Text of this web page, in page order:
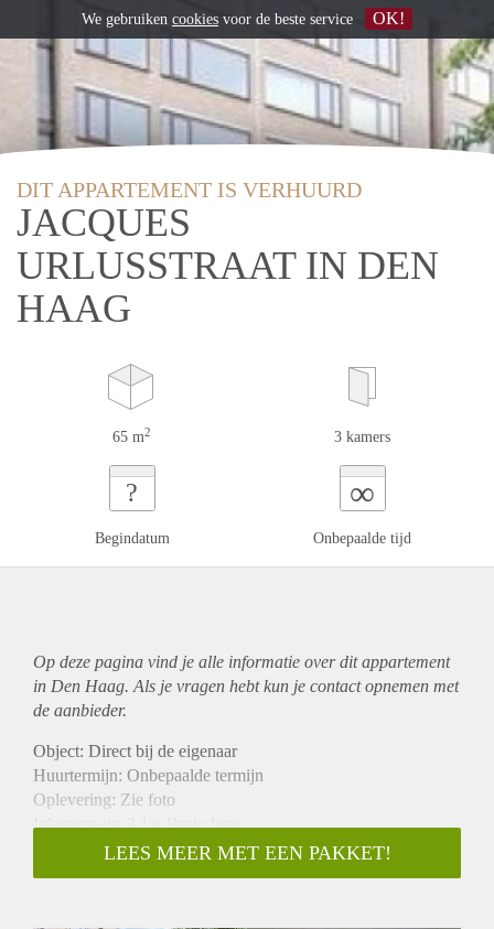
DIT APPARTEMENT IS VERHUURD
JACQUES
URLUSSTRAAT IN DEN
HAAG
65 m2 3 kamers
?
Begindatum
∞
Onbepaalde tijd
Op deze pagina vind je alle informatie over ditappartement
in Den Haag. Als je vragen hebt kun je contact opnemen met
de aanbieder.
Object: Direct bij de eigenaar
Huurtermijn: Onbepaalde termijn
Oplevering: Zie foto
Inkomen eis: 3,1 x Bruto huur
Garantiestelling mogelijk: Ja
Borg: 1 Maand
LEES MEER MET EEN PAKKET!
We gebruiken cookies voor de beste service OK!